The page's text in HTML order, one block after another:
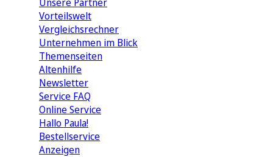
Vorteilswelt
Vergleichsrechner
Unternehmen im Blick
Themenseiten
Altenhilfe
Newsletter
Service FAQ
Online Service
Hallo Paula!
Bestellservice
Anzeigen